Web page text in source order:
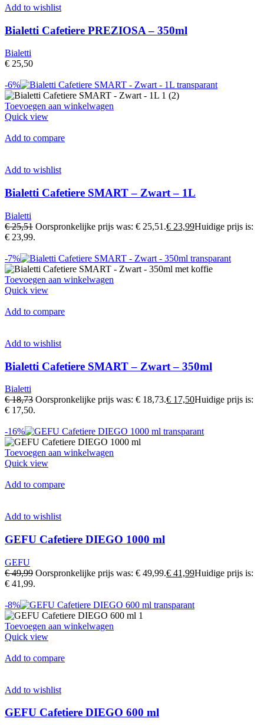
Add to wishlist
Bialetti Cafetiere PREZIOSA – 350ml
Bialetti
€ 25,50
-6%
Toevoegen aan winkelwagen
Quick view
Add to compare
Add to wishlist
Bialetti Cafetiere SMART – Zwart – 1L
Bialetti
€ 25,51 Oorspronkelijke prijs was: € 25,51.€ 23,99Huidige prijs is:
€ 23,99.
-7%
Toevoegen aan winkelwagen
Quick view
Add to compare
Add to wishlist
Bialetti Cafetiere SMART – Zwart – 350ml
Bialetti
€ 18,73 Oorspronkelijke prijs was: € 18,73.€ 17,50Huidige prijs is:
€ 17,50.
-16%
Toevoegen aan winkelwagen
Quick view
Add to compare
Add to wishlist
GEFU Cafetiere DIEGO 1000 ml
GEFU
€ 49,99 Oorspronkelijke prijs was: € 49,99.€ 41,99Huidige prijs is:
€ 41,99.
-8%
Toevoegen aan winkelwagen
Quick view
Add to compare
Add to wishlist
GEFU Cafetiere DIEGO 600 ml